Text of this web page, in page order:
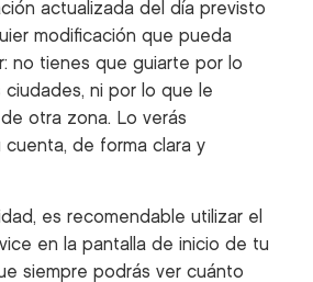
actualizada del día previsto
modificación que pueda
no tienes que guiarte por lo
ni por lo que le
otra zona. Lo verás
de forma clara y
es recomendable utilizar el
en la pantalla de inicio de tu
siempre podrás ver cuánto